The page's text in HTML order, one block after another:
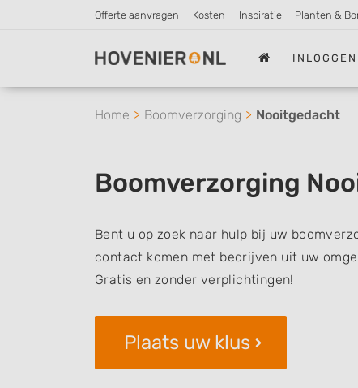
Offerte aanvragen Kosten Inspiratie Planten &
INLOGGEN
Home Boomverzorging Nooitgedacht
Boomverzorging
Bent u op zoek naar hulp bij uw
contact komen met bedrijven uit uw
Gratis en zonder verplichtingen!
Plaats uw klus